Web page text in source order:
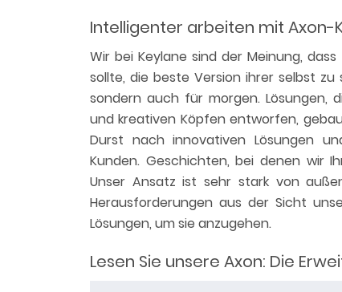
Intelligenter arbeiten mit
Wir bei Keylane sind der Meinung,
sollte, die beste Version ihrer selbst
sondern auch für morgen. Lösungen,
und kreativen Köpfen entworfen,
Durst nach innovativen Lösungen
Kunden. Geschichten, bei denen wir
Unser Ansatz ist sehr stark von
Herausforderungen aus der Sicht
Lösungen, um sie anzugehen.
Lesen Sie unsere Axon: Die